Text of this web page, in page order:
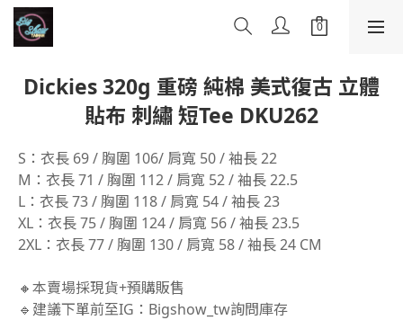
Dickies 320g 重磅 純棉 美式復古 立體
貼布 刺繡 短Tee DKU262
S：衣長 69 / 胸圍 106/ 肩寬 50 / 袖長 22
M：衣長 71 / 胸圍 112 / 肩寬 52 / 袖長 22.5
L：衣長 73 / 胸圍 118 / 肩寬 54 / 袖長 23
XL：衣長 75 / 胸圍 124 / 肩寬 56 / 袖長 23.5
2XL：衣長 77 / 胸圍 130 / 肩寬 58 / 袖長 24 CM
🔸本賣場採現貨+預購販售
🔹建議下單前至IG：Bigshow_tw詢問庫存